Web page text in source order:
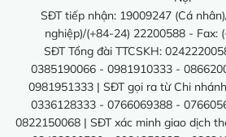
SĐT tiếp nhận: 19009247 (Cá
nghiệp)/(+84-24) 22200588 - Fax:
SĐT Tổng đài TTCSKH:
0385190066 - 0981910333 -
0981951333 | SĐT gọi ra từ Chi
0336128333 - 0766069388 -
0822150068 | SĐT xác minh giao dịch